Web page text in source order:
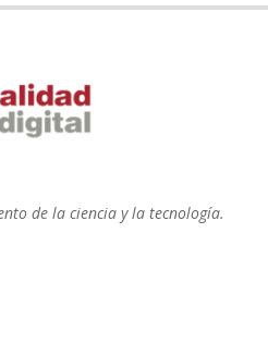
de la ciencia y la tecnología.